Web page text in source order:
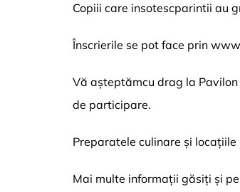
Copiii care insotescparintii au
Înscrierile se pot face prin
Vă așteptămcu drag la
de participare.
Preparatele culinare și
Mai multe informații găsiți și